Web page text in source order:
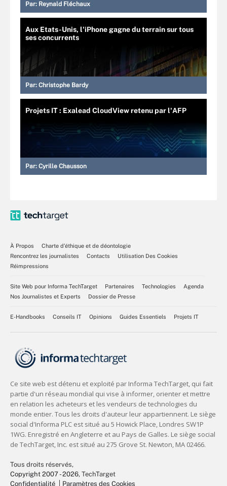
Par: Reynald Fléchaux
Aux Etats-Unis, l'iPhone gagne du terrain sur tous
ses concurrents
Par: Christophe Bardy
Projets IT : Exalead CloudView retenu par l'AFP
Par: Cyrille Chausson
À Propos
Charte d’éthique et de déontologie
Rencontrez les journalistes
Contacts
Utilisation Des Cookies
Réimpressions
Site Web pour Informa TechTarget Partenaires Technologies
Agenda
Nos Journalistes et Experts
Dossier de Presse
E-Handbooks Conseils IT Opinions Guides Essentiels Projets IT
Tous droits réservés,
Copyright 2007 - 2026, TechTarget
Confidentialité
Paramètres des Cookies